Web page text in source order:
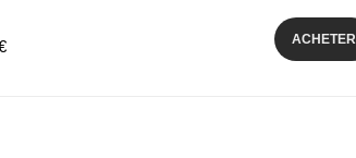
ACHETER